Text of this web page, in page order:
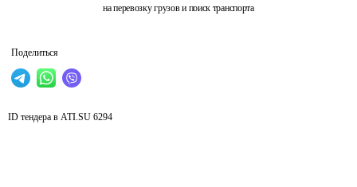
на перевозку грузов и поиск транспорта
Поделиться
ID тендера в ATI.SU 6294